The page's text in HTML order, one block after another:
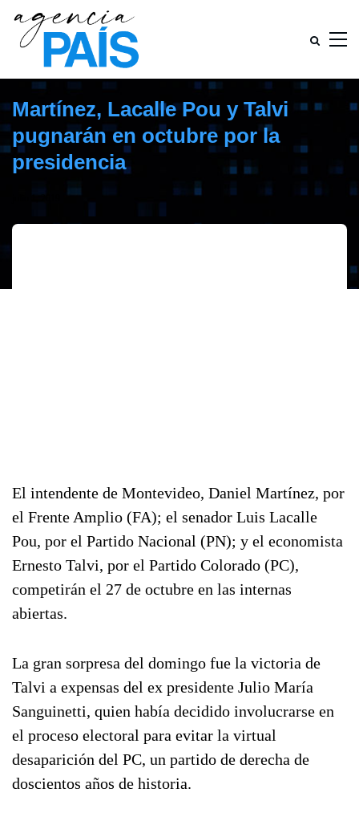
Martínez, Lacalle Pou y Talvi
pugnarán en octubre por la
presidencia
El intendente de Montevideo, Daniel Martínez, por
el Frente Amplio (FA); el senador Luis Lacalle
Pou, por el Partido Nacional (PN); y el economista
Ernesto Talvi, por el Partido Colorado (PC),
competirán el 27 de octubre en las internas
abiertas.
La gran sorpresa del domingo fue la victoria de
Talvi a expensas del ex presidente Julio María
Sanguinetti, quien había decidido involucrarse en
el proceso electoral para evitar la virtual
desaparición del PC, un partido de derecha de
doscientos años de historia.